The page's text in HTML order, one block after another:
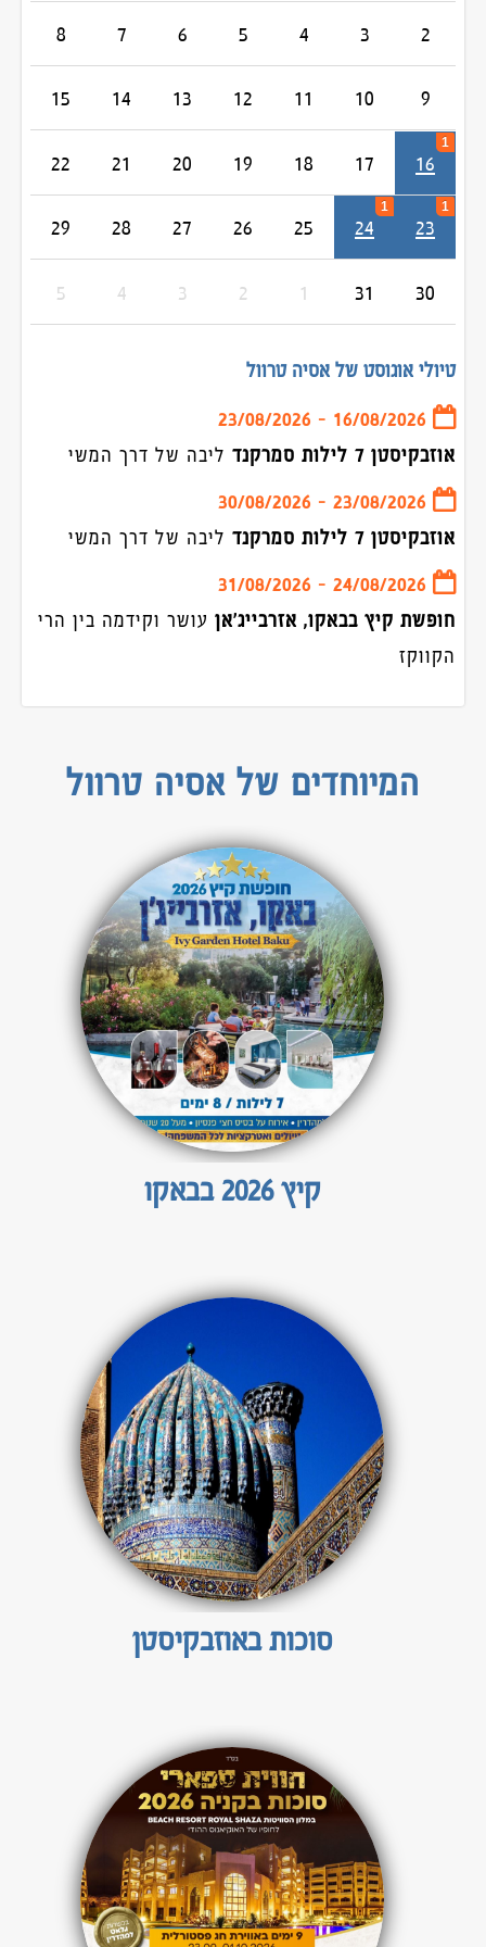
פיליפינים
קירגיזסטן
יפן
תאילנד
טיולים מאורגנים לאירופה
הולנד בלגיה וצרפת משפחות
איסלנד
גאורגיה וארמניה
גיאורגיה
פורטוגל
טיולים מאורגנים לאפריקה
מרוקו
אתיופיה
טיולים מאורגנים לדרום אמריקה
ברזיל וארגנטינה
טיול לדרום אמריקה 22 יום
טיולים מאורגנים למרכז אמריקה
קובה, קוסטה ריקה וגואטמלה
2
3
4
5
6
7
8
9
10
11
12
13
14
15
16
1
17
18
19
20
21
22
23
1
24
1
25
26
27
28
29
30
31
1
2
3
4
5
טיולי אוגוסט של אסיה טרוול
16/08/2026
- 23/08/2026
אוזבקיסטן 7 לילות סמרקנד
ליבה של דרך המשי
23/08/2026
- 30/08/2026
אוזבקיסטן 7 לילות סמרקנד
ליבה של דרך המשי
24/08/2026
- 31/08/2026
חופשת קיץ בבאקו, אזרבייג'אן עושר וקידמה בין הרי
הקווקז
המיוחדים של אסיה טרוול
קיץ 2026 בבאקו
סוכות באוזבקיסטן